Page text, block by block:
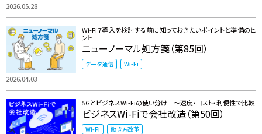
2026.05.28
2026.04.03
Wi-Fi 7導入を検討する前に知っておきたいポイントと準備のヒ
ント
ニューノーマル処方箋（第85回）
データ通信 Wi-Fi
5GとビジネスWi-Fiの使い分け ～速度・コスト・利便性で比較
ビジネスWi-Fiで会社改造（第50回）
Wi-Fi 働き方改革